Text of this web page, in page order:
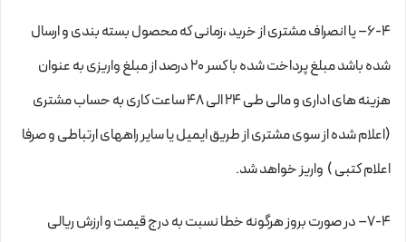
6-۴– یا انصراف مشتری از خرید ،زمانی که محصول بسته بندی و ارسال
شده باشد مبلغ پرداخت شده با کسر ۲۰ درصد از مبلغ واریزی به عنوان
هزینه های اداری و مالی طی ۲۴ الی ۴۸ ساعت کاری به حساب مشتری
(اعلام شده از سوی مشتری از طریق ایمیل یا سایر راههای ارتباطی و صرفا
اعلام کتبی ) واریز خواهد شد.
7-۴– در صورت بروز هرگونه خطا نسبت به درج قیمت و ارزش ریالی